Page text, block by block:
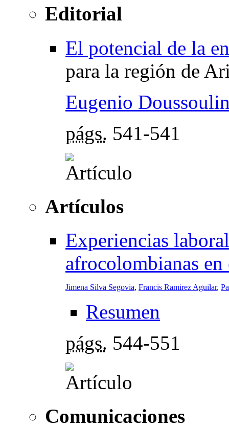
Editorial
El potencial de la
para la región de
Eugenio
págs. 541-541
Artículos
Experiencias
afrocolombianas
Jimena Silva Segovia, Francis Ramirez Aguilar,
Resumen
págs. 544-551
Comunicaciones